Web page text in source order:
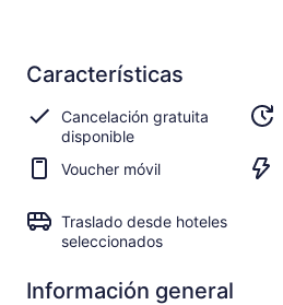
Características
Cancelación gratuita
disponible
Voucher móvil
Traslado desde hoteles
seleccionados
Información general